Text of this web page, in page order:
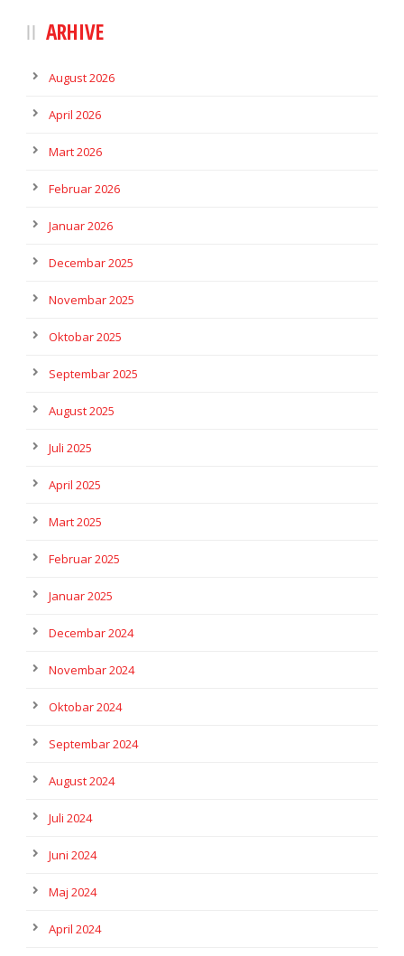
ARHIVE
August 2026
April 2026
Mart 2026
Februar 2026
Januar 2026
Decembar 2025
Novembar 2025
Oktobar 2025
Septembar 2025
August 2025
Juli 2025
April 2025
Mart 2025
Februar 2025
Januar 2025
Decembar 2024
Novembar 2024
Oktobar 2024
Septembar 2024
August 2024
Juli 2024
Juni 2024
Maj 2024
April 2024